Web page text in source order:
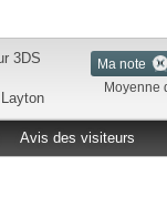
Ma note
Moyenne
3DS
Avis des visiteurs